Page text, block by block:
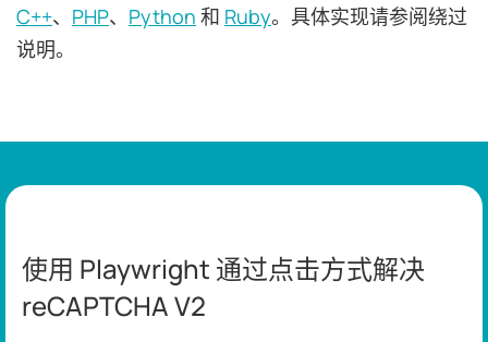
C++、 PHP、 Python 和 Ruby。具体实现请参阅绕过
说明。
使用 Playwright 通过点击方式解决
reCAPTCHA V2